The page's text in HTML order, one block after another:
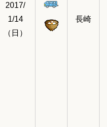
2017/
1/14
（日）
長崎